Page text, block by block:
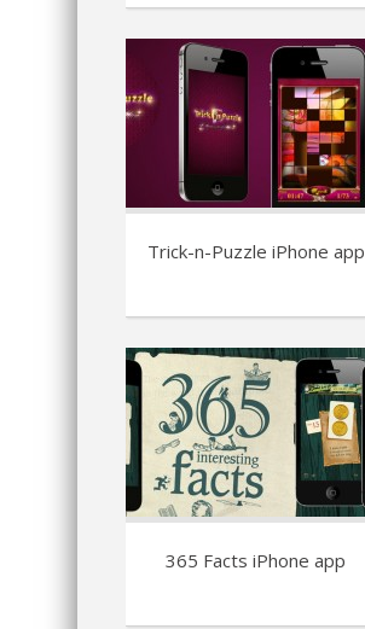
Trick-n-Puzzle iPhone app
365 Facts iPhone app